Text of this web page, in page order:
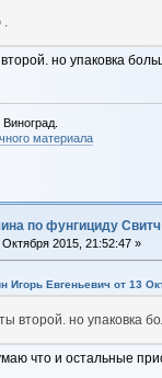
.
но упаковка
материала
по фунгициду Свитч
Октября 2015, 21:52:47 »
Игорь Евгеньевич от 13
второй. но упаковка
что и остальные